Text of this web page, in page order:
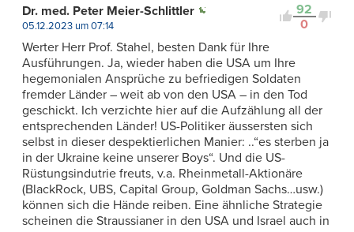
92
0
Dr. med. Peter Meier-Schlittler
05.12.2023 um 07:14
Werter Herr Prof. Stahel, besten Dank für Ihre
Ausführungen. Ja, wieder haben die USA um Ihre
hegemonialen Ansprüche zu befriedigen Soldaten
fremder Länder – weit ab von den USA – in den Tod
geschickt. Ich verzichte hier auf die Aufzählung all der
entsprechenden Länder! US-Politiker äussersten sich
selbst in dieser despektierlichen Manier: ..“es sterben ja
in der Ukraine keine unserer Boys“. Und die US-
Rüstungsindutrie freuts, v.a. Rheinmetall-Aktionäre
(BlackRock, UBS, Capital Group, Goldman Sachs…usw.)
können sich die Hände reiben. Eine ähnliche Strategie
scheinen die Straussianer in den USA und Israel auch in